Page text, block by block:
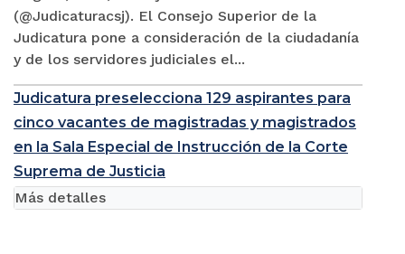
(@Judicaturacsj). El Consejo Superior de la
Judicatura pone a consideración de la ciudadanía
y de los servidores judiciales el...
Judicatura preselecciona 129 aspirantes para
cinco vacantes de magistradas y magistrados
en la Sala Especial de Instrucción de la Corte
Suprema de Justicia
Más detalles